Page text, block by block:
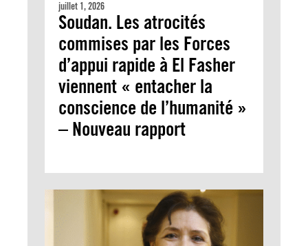
juillet 1, 2026
Soudan. Les atrocités
commises par les Forces
d’appui rapide à El Fasher
viennent « entacher la
conscience de l’humanité »
– Nouveau rapport